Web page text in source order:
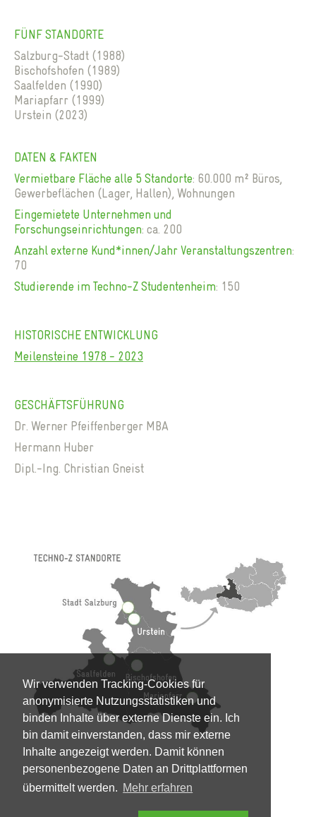
Wir verwenden Tracking-Cookies für
anonymisierte Nutzungsstatistiken und
binden Inhalte über externe Dienste ein. Ich
bin damit einverstanden, dass mir externe
Inhalte angezeigt werden. Damit können
personenbezogene Daten an Drittplattformen
übermittelt werden. Mehr erfahren
FÜNF STANDORTE
Salzburg-Stadt (1988)
Bischofshofen (1989)
Saalfelden (1990)
Mariapfarr (1999)
Urstein (2023)
DATEN & FAKTEN
Vermietbare Fläche alle 5 Standorte: 60.000 m² Büros,
Gewerbeflächen (Lager, Hallen), Wohnungen
Eingemietete Unternehmen und
Forschungseinrichtungen: ca. 200
Anzahl externe Kund*innen/Jahr Veranstaltungszentren:
70
Studierende im Techno-Z Studentenheim: 150
HISTORISCHE ENTWICKLUNG
Meilensteine 1978 - 2023
GESCHÄFTSFÜHRUNG
Dr. Werner Pfeiffenberger MBA
Hermann Huber
Dipl.-Ing. Christian Gneist